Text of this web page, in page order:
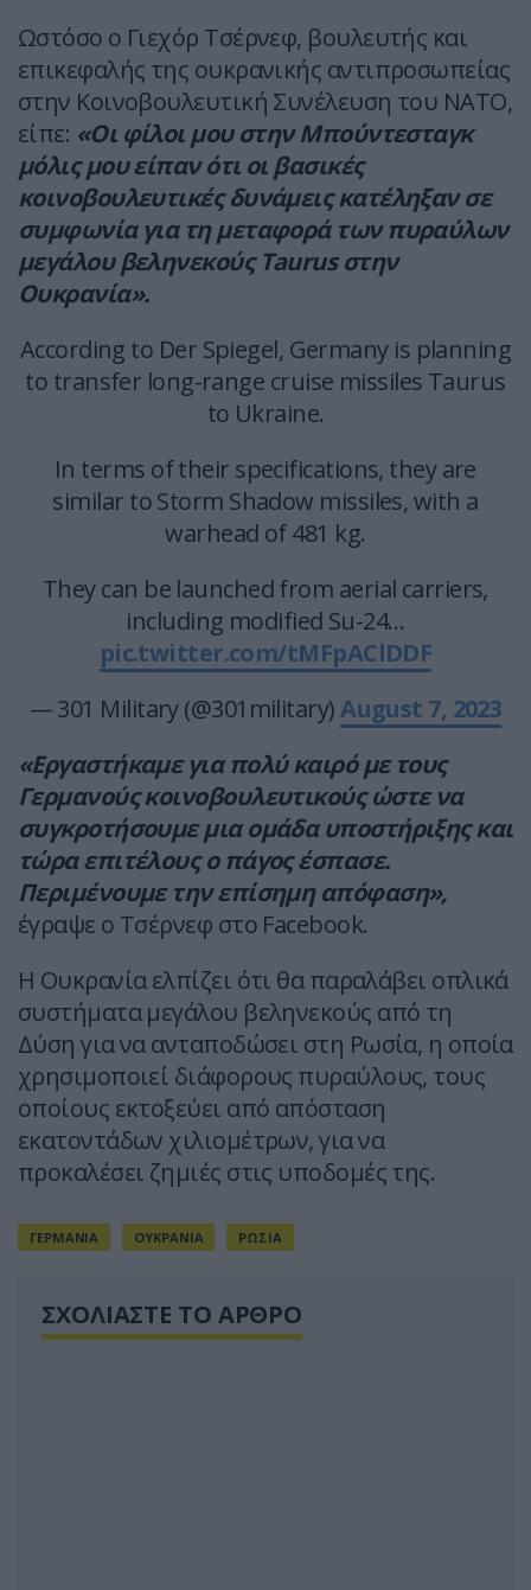
Ωστόσο ο Γιεχόρ Τσέρνεφ, βουλευτής και
επικεφαλής της ουκρανικής αντιπροσωπείας
στην Κοινοβουλευτική Συνέλευση του ΝΑΤΟ,
είπε: «Οι φίλοι μου στην Μπούντεσταγκ
μόλις μου είπαν ότι οι βασικές
κοινοβουλευτικές δυνάμεις κατέληξαν σε
συμφωνία για τη μεταφορά των πυραύλων
μεγάλου βεληνεκούς Taurus στην
Ουκρανία».
According to Der Spiegel, Germany is planning
to transfer long-range cruise missiles Taurus
to Ukraine.
In terms of their specifications, they are
similar to Storm Shadow missiles, with a
warhead of 481 kg.
They can be launched from aerial carriers,
including modified Su-24…
pic.twitter.com/tMFpAClDDF
— 301 Military (@301military)August 7, 2023
«Εργαστήκαμε για πολύ καιρό με τους
Γερμανούς κοινοβουλευτικούς ώστε να
συγκροτήσουμε μια ομάδα υποστήριξης και
τώρα επιτέλους ο πάγος έσπασε.
Περιμένουμε την επίσημη απόφαση»,
έγραψε ο Τσέρνεφ στο Facebook.
Η Ουκρανία ελπίζει ότι θα παραλάβει οπλικά
συστήματα μεγάλου βεληνεκούς από τη
Δύση για να ανταποδώσει στη Ρωσία, η οποία
χρησιμοποιεί διάφορους πυραύλους, τους
οποίους εκτοξεύει από απόσταση
εκατοντάδων χιλιομέτρων, για να
προκαλέσει ζημιές στις υποδομές της.
ΓΕΡΜΑΝΙΑ ΟΥΚΡΑΝΙΑ ΡΩΣΙΑ
ΣΧΟΛΙΑΣΤΕ ΤΟ ΑΡΘΡΟ